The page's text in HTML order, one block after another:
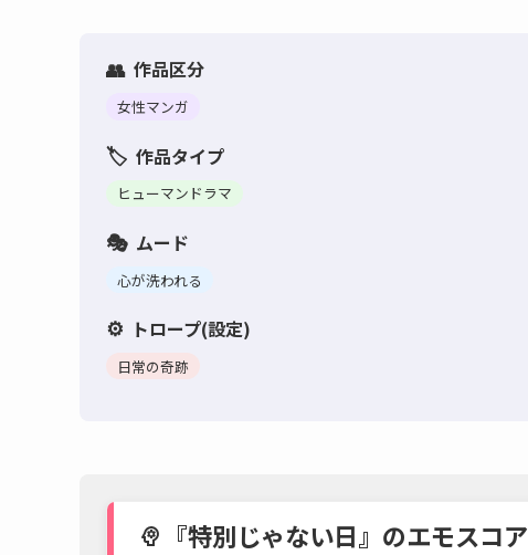
作品区分
女性マンガ
作品タイプ
ヒューマンドラマ
ムード
心が洗われる
トロープ(設定)
日常の奇跡
psychology 『特別じゃない日』のエモスコア